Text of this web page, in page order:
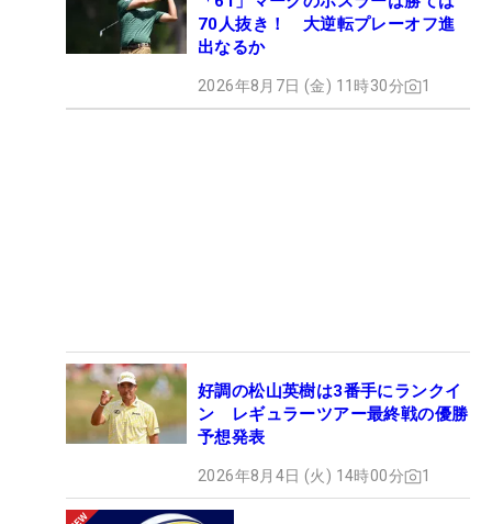
70人抜き！ 大逆転プレーオフ進
出なるか
2026年8月7日 (金) 11時30分 1
好調の松山英樹は3番手にランクイ
ン レギュラーツアー最終戦の優勝
予想発表
2026年8月4日 (火) 14時00分 1